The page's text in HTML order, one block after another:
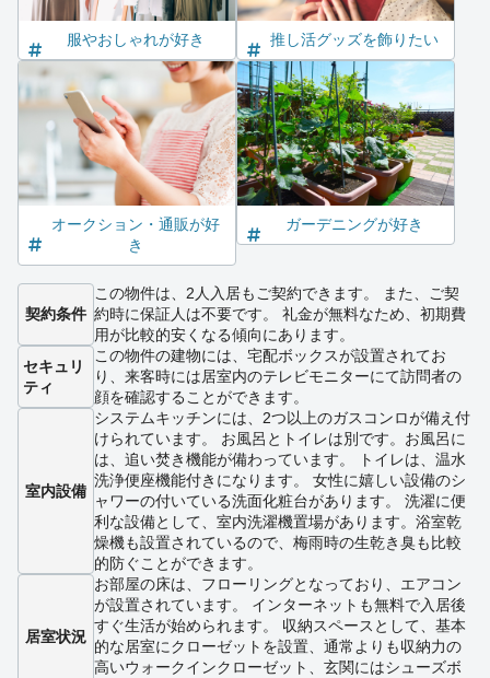
服やおしゃれが好き 推し活グッズを飾りたい
オークション・通販が好
き
ガーデニングが好き
契約条件
この物件は、2人入居もご契約できます。 また、ご契
約時に保証人は不要です。 礼金が無料なため、初期費
用が比較的安くなる傾向にあります。
セキュリ
ティ
この物件の建物には、宅配ボックスが設置されてお
り、来客時には居室内のテレビモニターにて訪問者の
顔を確認することができます。
室内設備
システムキッチンには、2つ以上のガスコンロが備え付
けられています。 お風呂とトイレは別です。お風呂に
は、追い焚き機能が備わっています。 トイレは、温水
洗浄便座機能付きになります。 女性に嬉しい設備のシ
ャワーの付いている洗面化粧台があります。 洗濯に便
利な設備として、室内洗濯機置場があります。浴室乾
燥機も設置されているので、梅雨時の生乾き臭も比較
的防ぐことができます。
居室状況
お部屋の床は、フローリングとなっており、エアコン
が設置されています。 インターネットも無料で入居後
すぐ生活が始められます。 収納スペースとして、基本
的な居室にクローゼットを設置、通常よりも収納力の
高いウォークインクローゼット、玄関にはシューズボ